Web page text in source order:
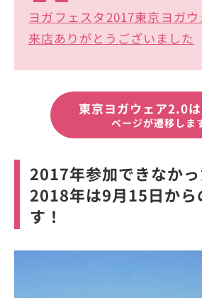
ヨガフェスタ2017東京ヨガ
来店ありがとうございました
東京ヨガウェア2.0
ページが遷移しま
2017年参加できなかっ
2018年は9月15日から
す！